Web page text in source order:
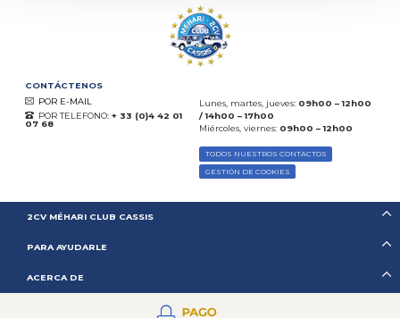
CONTÁCTENOS
POR E-MAIL
POR TELEFONO: + 33 (0)4 42 01
07 68
Lunes, martes, jueves: 09h00 – 12h00
/ 14h00 – 17h00
Miércoles, viernes: 09h00 – 12h00
TODOS NUESTROS CONTACTOS
GESTIÓN DE COOKIES
2CV MÉHARI CLUB CASSIS
PARA AYUDARLE
ACERCA DE